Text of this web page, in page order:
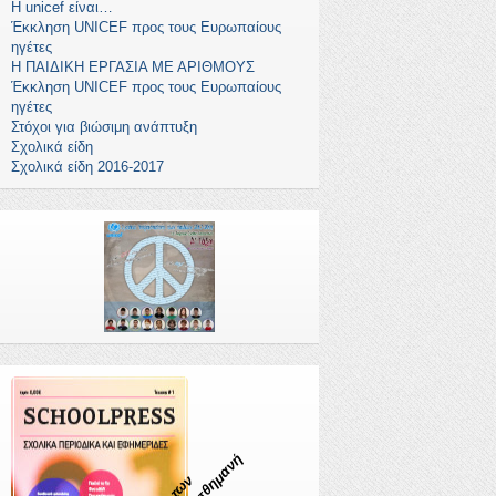
Η unicef είναι…
Έκκληση UNICEF προς τους Ευρωπαίους
ηγέτες
Η ΠΑΙΔΙΚΗ ΕΡΓΑΣΙΑ ΜΕ ΑΡΙΘΜΟΥΣ
Έκκληση UNICEF προς τους Ευρωπαίους
ηγέτες
Στόχοι για βιώσιμη ανάπτυξη
Σχολικά είδη
Σχολικά είδη 2016-2017